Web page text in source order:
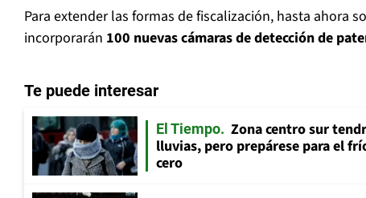
Para extender las formas de fiscalización, hasta ahora
incorporarán 100 nuevas cámaras de detección de
Te puede interesar
El Tiempo
Zona centro sur
lluvias, pero prepárese para el
cero